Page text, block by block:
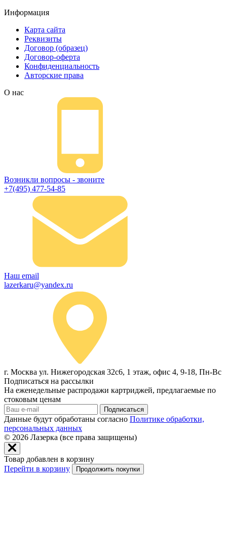
Информация
Карта сайта
Реквизиты
Договор (образец)
Договор-оферта
Конфиденциальность
Авторские права
О нас
Возникли вопросы - звоните
+7(495) 477-54-85
Наш email
lazerkaru@yandex.ru
г. Москва ул. Нижегородская 32с6, 1 этаж, офис 4, 9-18, Пн-Вс
Подписаться на рассылки
На еженедельные распродажи картриджей, предлагаемые по
стоковым ценам
Подписаться
Данные будут обработаны согласно Политике обработки,
персональных данных
© 2026 Лазерка (все права защищены)
Товар добавлен в корзину
Перейти в корзину
Продолжить покупки